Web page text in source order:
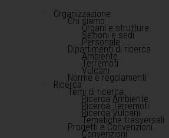
Organizzazione
Chi siamo
Organi e strutture
Sezioni e sedi
Personale
Dipartimenti di ricerca
Ambiente
Terremoti
Vulcani
Norme e regolamenti
Ricerca
Temi di ricerca
Ricerca Ambiente
Ricerca Terremoti
Ricerca Vulcani
Tematiche trasversali
Progetti e Convenzioni
Convenzioni